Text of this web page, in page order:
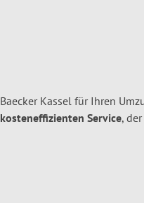
Kassel für Ihren
Service,